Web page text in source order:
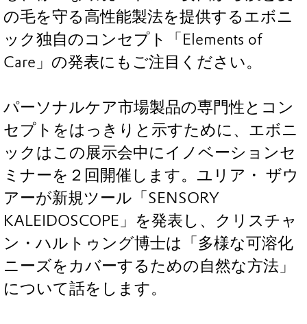
の毛を守る高性能製法を提供するエボニ
ック独自のコンセプト「Elements of
Care」の発表にもご注目ください。
パーソナルケア市場製品の専門性とコン
セプトをはっきりと示すために、エボニ
ックはこの展示会中にイノベーションセ
ミナーを２回開催します。ユリア・ ザウ
アーが新規ツール「SENSORY
KALEIDOSCOPE」を発表し、クリスチャ
ン・ハルトゥング博士は「多様な可溶化
ニーズをカバーするための自然な方法」
について話をします。